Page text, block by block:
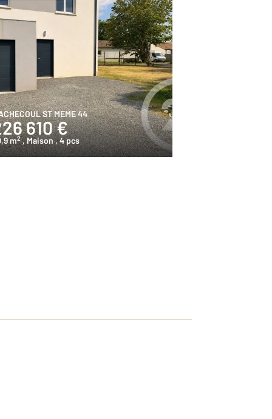
ST MEME 44
610 €
m2 , Maison, 4 pcs